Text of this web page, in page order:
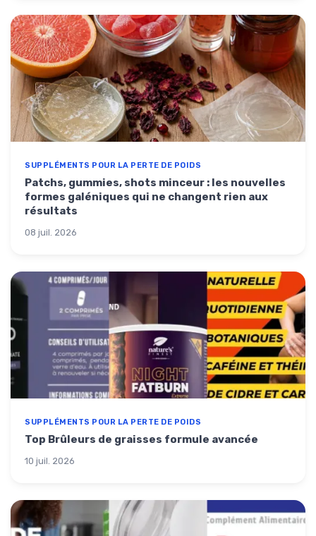
SUPPLÉMENTS POUR LA PERTE DE POIDS
Patchs, gummies, shots minceur : les nouvelles
formes galéniques qui ne changent rien aux
résultats
08 juil. 2026
SUPPLÉMENTS POUR LA PERTE DE POIDS
Top Brûleurs de graisses formule avancée
10 juil. 2026